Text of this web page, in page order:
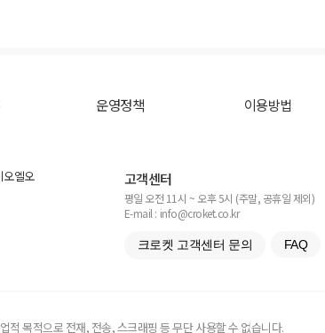
운영정책 이용방법
오엘오
고객센터
평일 오전 11시 ~ 오후 5시 (주말, 공휴일 제외)
E-mail : info@croket.co.kr
크로켓 고객센터 문의 FAQ
적 목적으로 전재, 전송, 스크래핑 등 무단 사용할 수 없습니다.